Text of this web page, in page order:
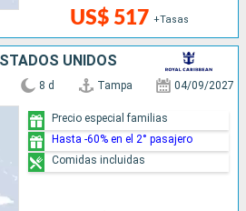
US$ 517 +Tasas
UNIDOS
8 d Tampa 04/09/2027
Precio especial familias
Hasta -60% en el 2° pasajero
Comidas incluidas